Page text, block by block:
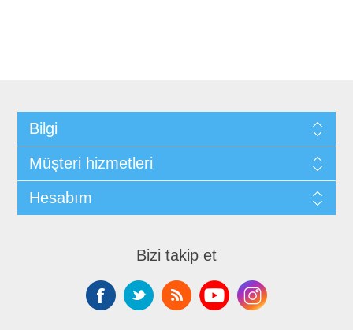
Bilgi
Müşteri hizmetleri
Hesabım
Bizi takip et